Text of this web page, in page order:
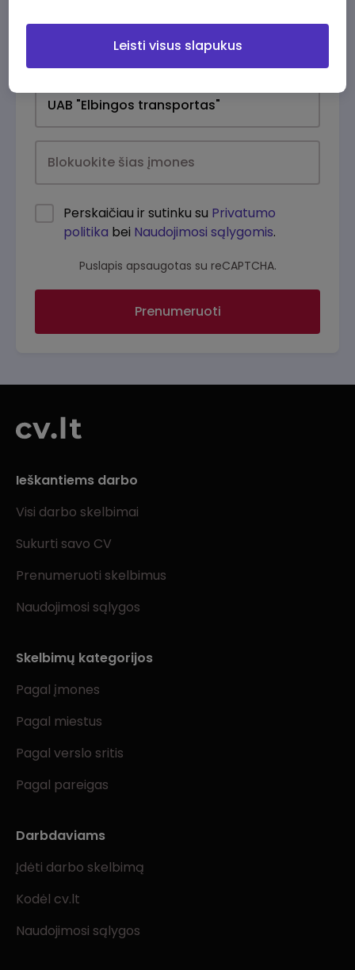
Perskaičiau ir sutinku su Privatumo
politika bei Naudojimosi sąlygomis.
Puslapis apsaugotas su reCAPTCHA.
Prenumeruoti
Ieškantiems darbo
Visi darbo skelbimai
Sukurti savo CV
Prenumeruoti skelbimus
Naudojimosi sąlygos
Skelbimų kategorijos
Pagal įmones
Pagal miestus
Pagal verslo sritis
Pagal pareigas
Darbdaviams
Įdėti darbo skelbimą
Kodėl cv.lt
Naudojimosi sąlygos
Leisti visus slapukus